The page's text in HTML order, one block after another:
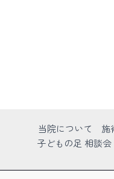
当院について 施
子どもの足 相談会